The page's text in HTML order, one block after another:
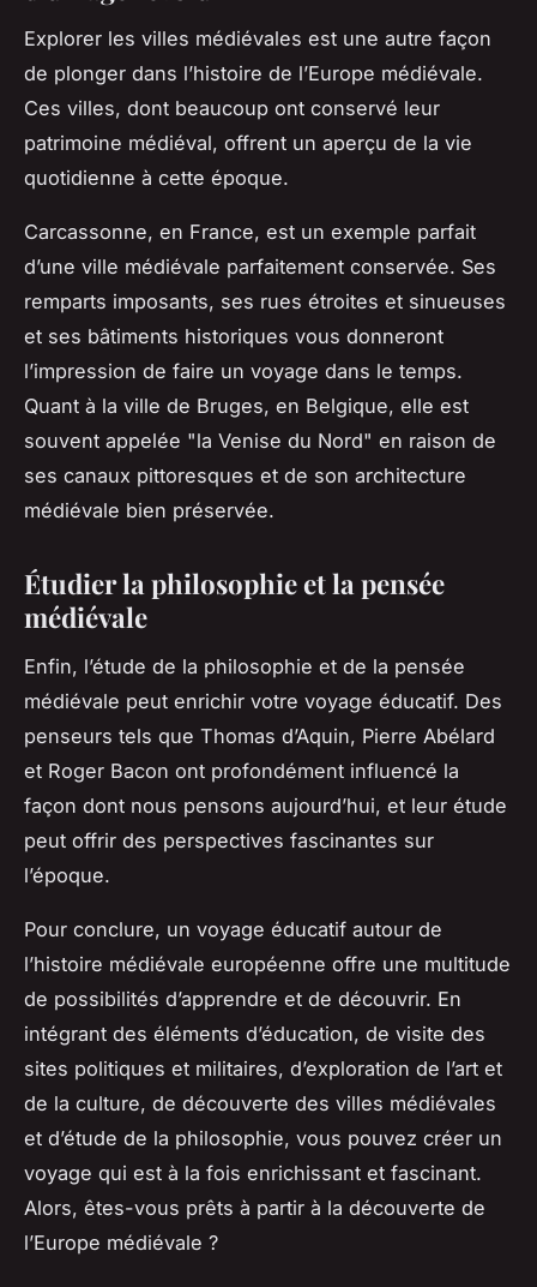
Explorer les villes médiévales est une autre façon
de plonger dans l’histoire de l’Europe médiévale.
Ces villes, dont beaucoup ont conservé leur
patrimoine médiéval, offrent un aperçu de la vie
quotidienne à cette époque.
Carcassonne, en France, est un exemple parfait
d’une ville médiévale parfaitement conservée. Ses
remparts imposants, ses rues étroites et sinueuses
et ses bâtiments historiques vous donneront
l’impression de faire un voyage dans le temps.
Quant à la ville de Bruges, en Belgique, elle est
souvent appelée "la Venise du Nord" en raison de
ses canaux pittoresques et de son architecture
médiévale bien préservée.
Étudier la philosophie et la pensée
médiévale
Enfin, l’étude de la philosophie et de la pensée
médiévale peut enrichir votre voyage éducatif. Des
penseurs tels que Thomas d’Aquin, Pierre Abélard
et Roger Bacon ont profondément influencé la
façon dont nous pensons aujourd’hui, et leur étude
peut offrir des perspectives fascinantes sur
l’époque.
Pour conclure, un voyage éducatif autour de
l’histoire médiévale européenne offre une multitude
de possibilités d’apprendre et de découvrir. En
intégrant des éléments d’éducation, de visite des
sites politiques et militaires, d’exploration de l’art et
de la culture, de découverte des villes médiévales
et d’étude de la philosophie, vous pouvez créer un
voyage qui est à la fois enrichissant et fascinant.
Alors, êtes-vous prêts à partir à la découverte de
l’Europe médiévale ?